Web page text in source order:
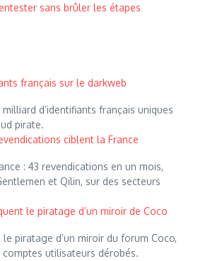
sans brûler les étapes
français sur le darkweb
milliard d’identifiants français uniques
pirate.
ciblent la France
: 43 revendications en un mois,
et Qilin, sur des secteurs
le piratage d’un miroir de Coco
piratage d’un miroir du forum Coco,
comptes utilisateurs dérobés.